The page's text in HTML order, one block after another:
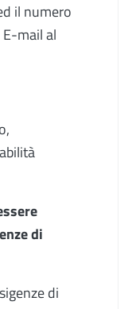
il numero
mail al
di
di